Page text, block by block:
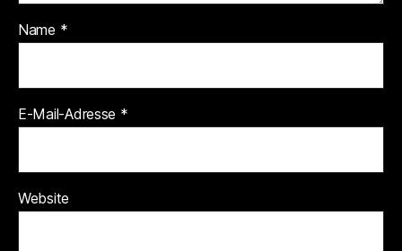
Name *
E-Mail-Adresse *
Website